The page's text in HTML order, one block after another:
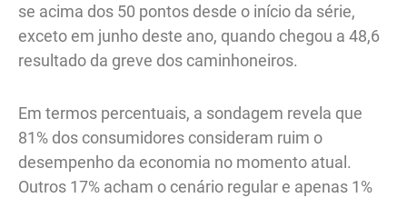
se acima dos 50 pontos desde o início da série,
exceto em junho deste ano, quando chegou a 48,6
resultado da greve dos caminhoneiros.
Em termos percentuais, a sondagem revela que
81% dos consumidores consideram ruim o
desempenho da economia no momento atual.
Outros 17% acham o cenário regular e apenas 1%